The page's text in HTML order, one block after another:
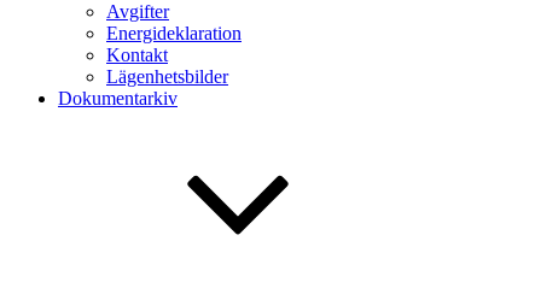
Avgifter
Energideklaration
Kontakt
Lägenhetsbilder
Dokumentarkiv